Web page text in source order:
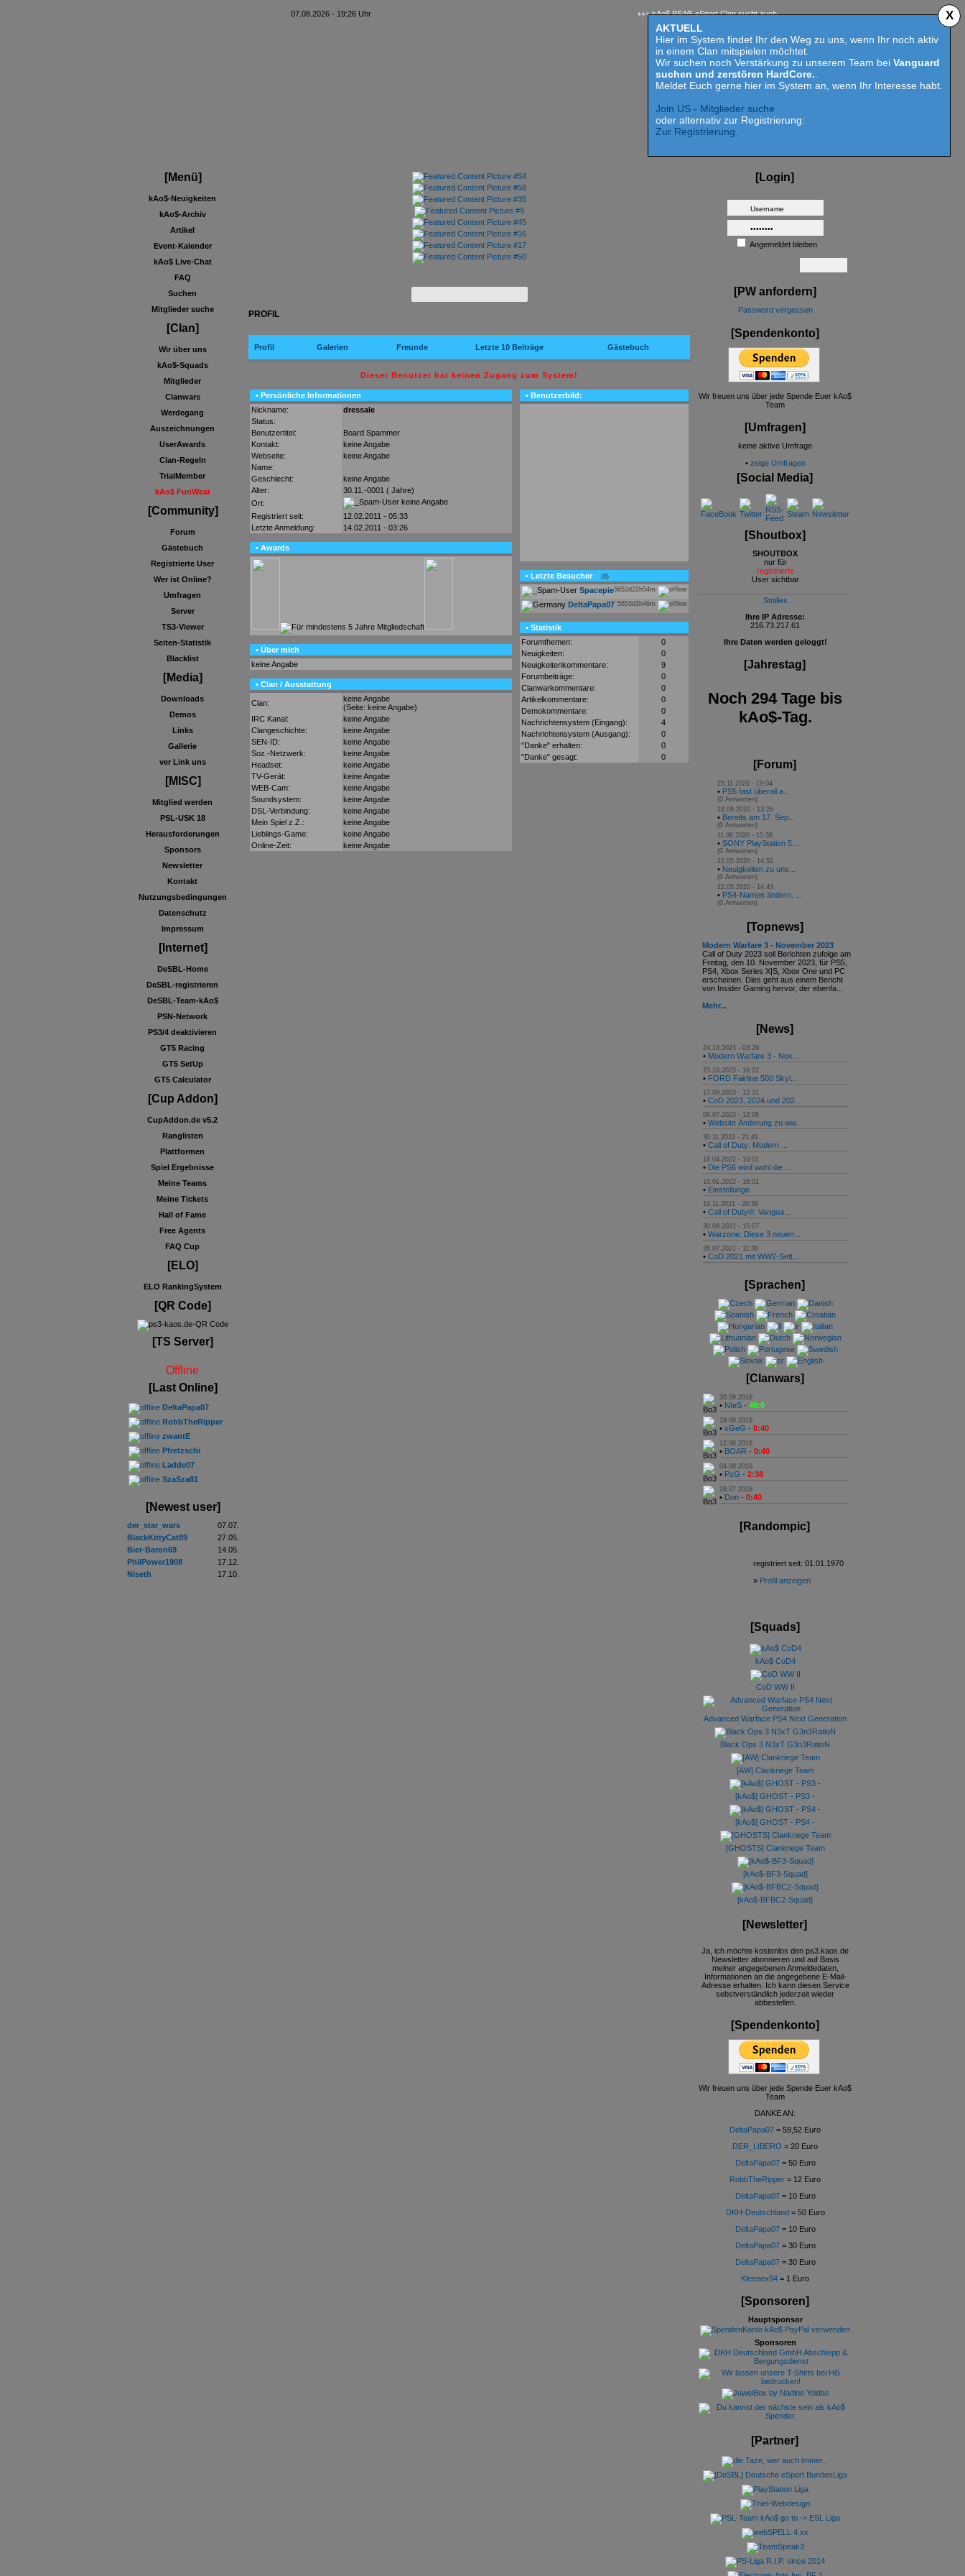
AKTUELL
Hier im System findet Ihr den Weg zu uns, wenn Ihr noch aktiv
in einem Clan mitspielen möchtet.
Wir suchen noch Verstärkung zu unserem Team bei Vanguard
suchen und zerstören HardCore.
Meldet Euch gerne hier im System an, wenn Ihr Interesse habt.
Join US - Mitglieder suche
oder alternativ zur Registrierung:
Zur Registrierung.
X
07.08.2026 - 19:26 Uhr +++ kAo$ PS4/5 eSport Clan sucht auch 2023 Competition aktive Mitspieler für Call of Duty MW 2 -
[Menü]
kAo$-Neuigkeiten
kAo$-Archiv
Artikel
Event-Kalender
kAo$ Live-Chat
FAQ
Suchen
Mitglieder suche
[Clan]
Wir über uns
kAo$-Squads
Mitglieder
Clanwars
Werdegang
Auszeichnungen
UserAwards
Clan-Regeln
TrialMember
kAo$ FunWear
[Community]
Forum
Gästebuch
Registrierte User
Wer ist Online?
Umfragen
Server
TS3-Viewer
Seiten-Statistik
Blacklist
[Media]
Downloads
Demos
Links
Gallerie
ver Link uns
[MISC]
Mitglied werden
PSL-USK 18
Herausforderungen
Sponsors
Newsletter
Kontakt
Nutzungsbedingungen
Datenschutz
Impressum
[Internet]
DeSBL-Home
DeSBL-registrieren
DeSBL-Team-kAo$
PSN-Network
PS3/4 deaktivieren
GT5 Racing
GT5 SetUp
GT5 Calculator
[Cup Addon]
CupAddon.de v5.2
Ranglisten
Plattformen
Spiel Ergebnisse
Meine Teams
Meine Tickets
Hall of Fame
Free Agents
FAQ Cup
[ELO]
ELO RankingSystem
[QR Code]
[TS Server]
Offline
[Last Online]
DeltaPapa07
RobbTheRipper
zwantE
Pfretzschi
Ladde07
SzaSza81
[Newest user]
der_star_wars
07.07.
BlackKittyCat89
27.05.
Bier-Baron69
14.05.
PhilPower1908
17.12.
Niseth
17.10.
PROFIL
Profil Galerien Freunde Letzte 10 Beiträge Gästebuch
Dieser Benutzer hat keinen Zugang zum System!
• Persönliche Informationen
Nickname:
dressale
Status:
Benutzertitel:
Board Spammer
Kontakt:
keine Angabe
Webseite:
keine Angabe
Name:
Geschlecht:
keine Angabe
Alter:
30.11.-0001 ( Jahre)
Ort:
keine Angabe
Registriert seit:
12.02.2011 - 05:33
Letzte Anmeldung:
14.02.2011 - 03:26
• Awards
• Über mich
keine Angabe
• Clan / Ausstattung
Clan:
keine Angabe
(Seite: keine Angabe)
IRC Kanal:
keine Angabe
Clangeschichte:
keine Angabe
SEN-ID:
keine Angabe
Soz.-Netzwerk:
keine Angabe
Headset:
keine Angabe
TV-Gerät:
keine Angabe
WEB-Cam:
keine Angabe
Soundsystem:
keine Angabe
DSL-Verbindung:
keine Angabe
Mein Spiel z.Z.:
keine Angabe
Lieblings-Game:
keine Angabe
Online-Zeit:
keine Angabe
• Benutzerbild:
• Letzte Besucher (8)
Spacepie5652d22h54m
DeltaPapa07 5653d3h46m
• Statistik
Forumthemen:
0
Neuigkeiten:
0
Neuigkeitenkommentare:
9
Forumbeiträge:
0
Clanwarkommentare:
0
Artikelkommentare:
0
Demokommentare:
0
Nachrichtensystem (Eingang):
4
Nachrichtensystem (Ausgang):
0
"Danke" erhalten:
0
"Danke" gesagt:
0
[Login]
Angemeldet bleiben
[PW anfordern]
Password vergessen
[Spendenkonto]
Wir freuen uns über jede Spende Euer kAo$
Team
[Umfragen]
keine aktive Umfrage
• zeige Umfragen
[Social Media]
[Shoutbox]
SHOUTBOX
nur für
registrierte
User sichtbar
Smilies
Ihre IP Adresse:
216.73.217.61
Ihre Daten werden geloggt!
[Jahrestag]
Noch 294 Tage bis
kAo$-Tag.
[Forum]
25.11.2020 - 19:04
• PS5 fast überall a...
(0 Antworten)
18.09.2020 - 13:26
• Bereits am 17. Sep...
(0 Antworten)
11.06.2020 - 15:36
• SONY PlayStation 5...
(0 Antworten)
22.05.2020 - 14:52
• Neuigkeiten zu uns...
(0 Antworten)
22.05.2020 - 14:43
• PS4-Namen ändern: ...
(0 Antworten)
[Topnews]
Modern Warfare 3 - November 2023
Call of Duty 2023 soll Berichten zufolge am
Freitag, den 10. November 2023, für PS5,
PS4, Xbox Series X|S, Xbox One und PC
erscheinen. Dies geht aus einem Bericht
von Insider Gaming hervor, der ebenfa...
Mehr...
[News]
24.10.2023 - 03:29
• Modern Warfare 3 - Nov...
23.10.2023 - 16:22
• FORD Fairline 500 Skyl...
17.09.2023 - 12:31
• CoD 2023, 2024 und 202...
09.07.2023 - 12:06
• Website Änderung zu ww...
30.11.2022 - 21:41
• Call of Duty: Modern ...
18.04.2022 - 10:01
• Die PS6 wird wohl die ...
10.01.2022 - 16:01
• Einstellunge
19.11.2021 - 20:38
• Call of Duty®: Vangua...
30.09.2021 - 15:07
• Warzone: Diese 3 neuen...
26.07.2021 - 11:38
• CoD 2021 mit WW2-Sett...
[Sprachen]
[Clanwars]
30.09.2016
• NIeS - 40:0
19.08.2016
• xGeG - 0:40
12.08.2016
• BOAR - 0:40
04.08.2016
• PzG - 2:38
28.07.2016
• Don - 0:40
[Randompic]
registriert seit: 01.01.1970
» Profil anzeigen
[Squads]
kAo$ CoD4
CoD WW II
Advanced Warface PS4 Next Generation
Black Ops 3 N3xT G3n3RatioN
[AW] Clankriege Team
[kAo$] GHOST - PS3 -
[kAo$] GHOST - PS4 -
[GHOSTS] Clankriege Team
[kAo$-BF3-Squad]
[kAo$-BFBC2-Squad]
[Newsletter]
Ja, ich möchte kostenlos den ps3.kaos.de
Newsletter abonnieren und auf Basis
meiner angegebenen Anmeldedaten,
Informationen an die angegebene E-Mail-
Adresse erhalten. Ich kann diesen Service
sebstverständlich jederzeit wieder
abbestellen.
[Spendenkonto]
Wir freuen uns über jede Spende Euer kAo$
Team
DANKE AN:
DeltaPapa07 = 59,52 Euro
DER_LIBERO = 20 Euro
DeltaPapa07= 50 Euro
RobbTheRipper = 12 Euro
DeltaPapa07= 10 Euro
DKH-Deutschland = 50 Euro
DeltaPapa07= 10 Euro
DeltaPapa07= 30 Euro
DeltaPapa07= 30 Euro
Kleenex84 = 1 Euro
[Sponsoren]
Hauptsponsor
Sponsoren
[Partner]